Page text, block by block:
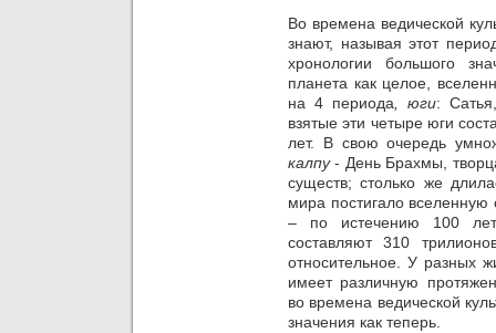
Во времена ведической
знают, называя этот
хронологии большого
планета как целое,
на 4 периода , юги:
взятые эти четыре юги
лет. В свою очередь
калпу- День Брахмы,
существ; столько же
мира постигало
– по истечению 100
составляют 310
относительное. У разных
имеет различную
во времена ведической
значения как теперь.